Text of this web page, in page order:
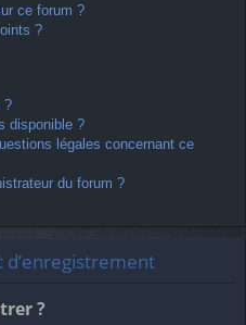
ce forum ?
?
?
disponible ?
légales concernant ce
du forum ?
?